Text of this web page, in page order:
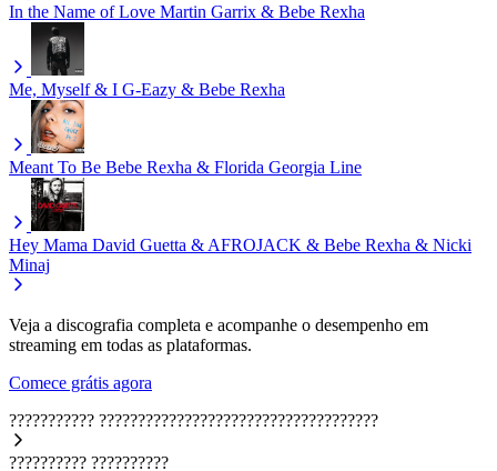
In the Name of Love Martin Garrix & Bebe Rexha
Me, Myself & I G-Eazy & Bebe Rexha
Meant To Be Bebe Rexha & Florida Georgia Line
Hey Mama David Guetta & AFROJACK & Bebe Rexha & Nicki
Minaj
Veja a discografia completa e acompanhe o desempenho em
streaming em todas as plataformas.
Comece grátis agora
??????????? ????????????????????????????????????
?????????? ??????????